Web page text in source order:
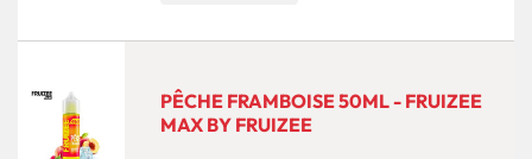
PÊCHE FRAMBOISE 50ML - FRUIZEE
MAX BY FRUIZEE